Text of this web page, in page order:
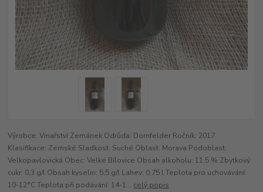
Výrobce: Vinařství Zemánek Odrůda: Dornfelder Ročník: 2017
Klasifikace: Zemské Sladkost: Suché Oblast: Morava Podoblast:
Velkopavlovická Obec: Velké Bílovice Obsah alkoholu: 11,5 % Zbytkový
cukr: 0,3 g/l Obsah kyselin: 5,5 g/l Lahev: 0,75 l Teplota pro uchovávání:
10-12°C Teplota při podávání: 14-1... celý popis